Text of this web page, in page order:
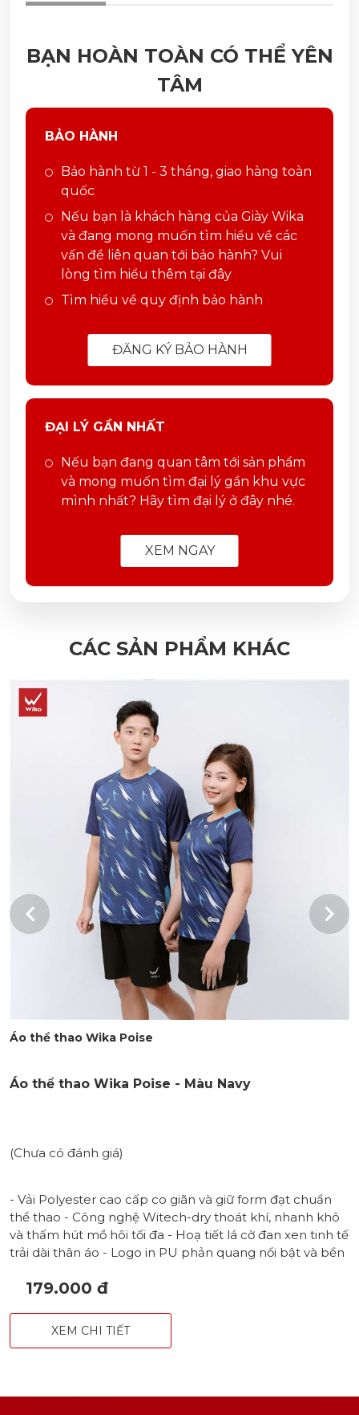
BẠN HOÀN TOÀN CÓ THỂ YÊN
TÂM
BẢO HÀNH
Bảo hành từ 1 - 3 tháng, giao hàng toàn
quốc
Nếu bạn là khách hàng của Giày Wika
và đang mong muốn tìm hiểu về các
vấn đề liên quan tới bảo hành? Vui
lòng tìm hiểu thêm tại đây
Tìm hiểu về quy định bảo hành
ĐĂNG KÝ BẢO HÀNH
ĐẠI LÝ GẦN NHẤT
Nếu bạn đang quan tâm tới sản phẩm
và mong muốn tìm đại lý gần khu vực
mình nhất? Hãy tìm đại lý ở đây nhé.
XEM NGAY
CÁC SẢN PHẨM KHÁC
Áo thể thao Wika Poise
Áo thể thao Wika Poise - Màu Navy
(Chưa có đánh giá)
- Vải Polyester cao cấp co giãn và giữ form đạt chuẩn
thể thao - Công nghệ Witech-dry thoát khí, nhanh khô
và thấm hút mồ hôi tối đa - Hoạ tiết lá cờ đan xen tinh tế
trải dài thân áo - Logo in PU phản quang nổi bật và bền
Form áo tôn dáng năng động cho cả nam & nữ - Phù
bóng bàn,... - Size: S - M - L - XL - XXL - Màu: Xanh
179.000 đ
XEM CHI TIẾT